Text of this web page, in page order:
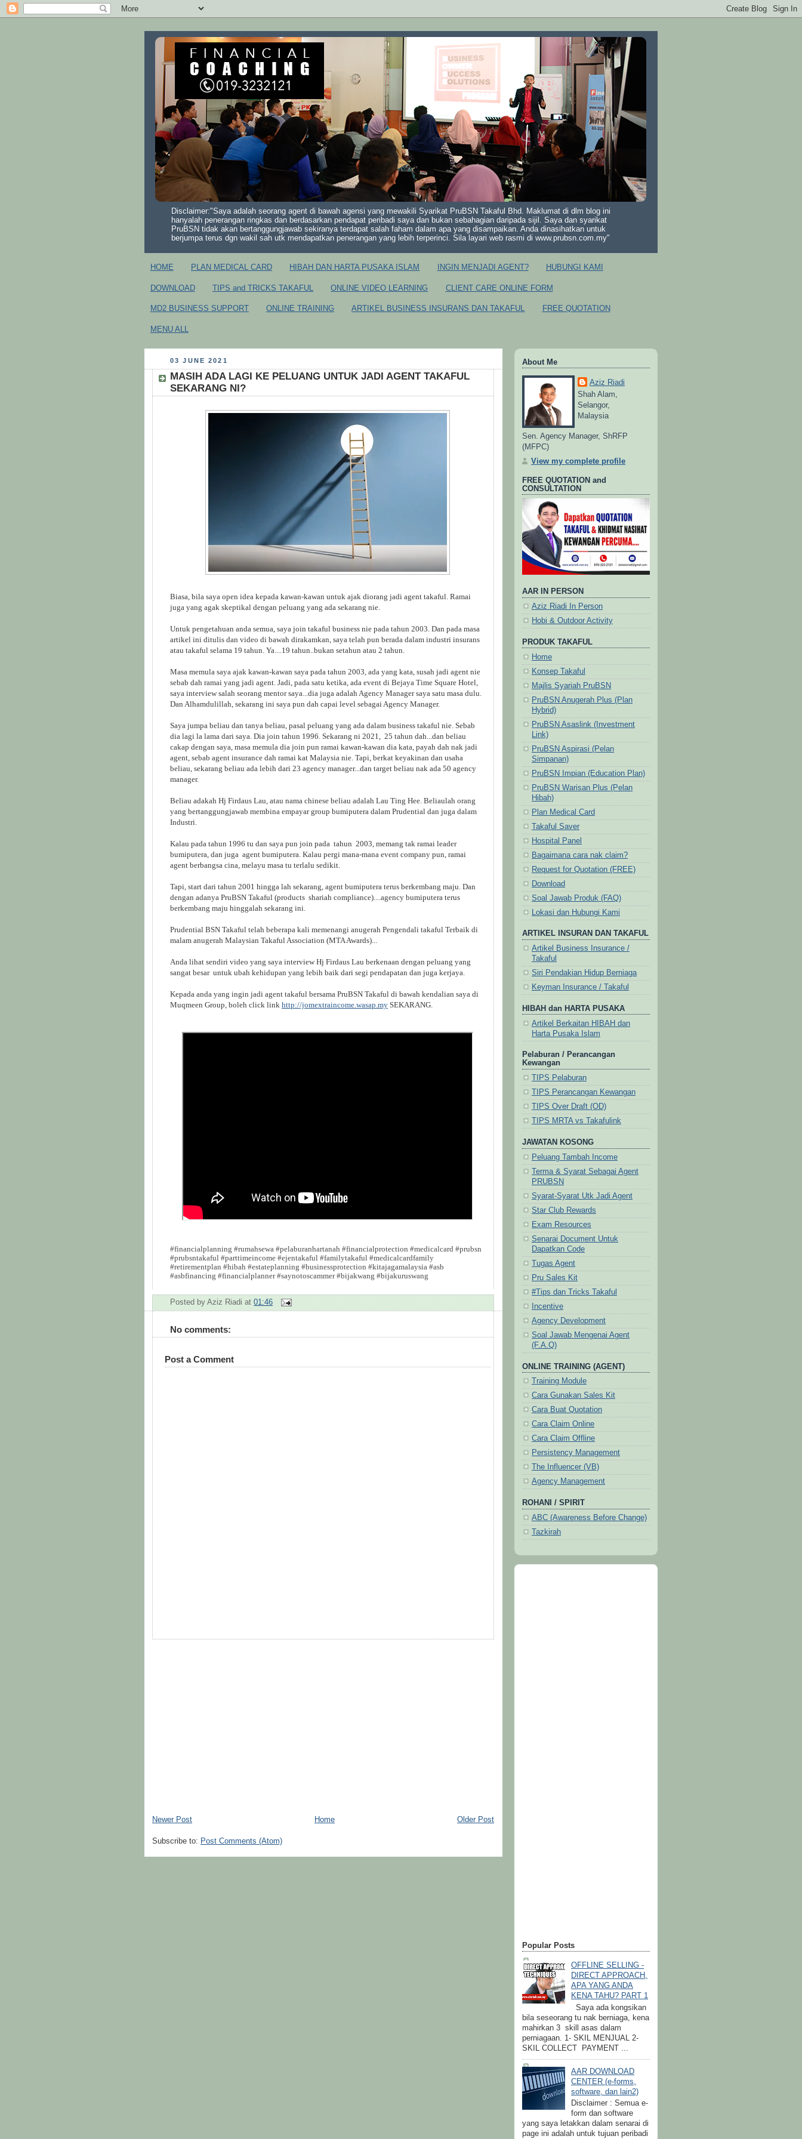
Disclaimer:"Saya adalah seorang agent di bawah agensi yang mewakili Syarikat PruBSN Takaful Bhd. Maklumat di dlm blog ini
hanyalah penerangan ringkas dan berdasarkan pendapat peribadi saya dan bukan sebahagian daripada sijil. Saya dan syarikat
PruBSN tidak akan bertanggungjawab sekiranya terdapat salah faham dalam apa yang disampaikan. Anda dinasihatkan untuk
berjumpa terus dgn wakil sah utk mendapatkan penerangan yang lebih terperinci. Sila layari web rasmi di www.prubsn.com.my"
HOME PLAN MEDICAL CARD HIBAH DAN HARTA PUSAKA ISLAM INGIN MENJADI AGENT? HUBUNGI KAMI
DOWNLOAD TIPS and TRICKS TAKAFUL ONLINE VIDEO LEARNING CLIENT CARE ONLINE FORM
MD2 BUSINESS SUPPORT ONLINE TRAINING ARTIKEL BUSINESS INSURANS DAN TAKAFUL FREE QUOTATION
MENU ALL
03 JUNE 2021
MASIH ADA LAGI KE PELUANG UNTUK JADI AGENT TAKAFUL
SEKARANG NI?
Biasa, bila saya open idea kepada kawan-kawan untuk ajak diorang jadi agent takaful. Ramai
juga yang agak skeptikal dengan peluang yang ada sekarang nie.
Untuk pengetahuan anda semua, saya join takaful business nie pada tahun 2003. Dan pada masa
artikel ini ditulis dan video di bawah dirakamkan, saya telah pun berada dalam industri insurans
atau takaful selama 19 tahun. Ya....19 tahun..bukan setahun atau 2 tahun.
Masa memula saya ajak kawan-kawan saya pada tahun 2003, ada yang kata, susah jadi agent nie
sebab dah ramai yang jadi agent. Jadi, pada satu ketika, ada event di Bejaya Time Square Hotel,
saya interview salah seorang mentor saya...dia juga adalah Agency Manager saya satu masa dulu.
Dan Alhamdulillah, sekarang ini saya pun dah capai level sebagai Agency Manager.
Saya jumpa beliau dan tanya beliau, pasal peluang yang ada dalam business takaful nie. Sebab
dia lagi la lama dari saya. Dia join tahun 1996. Sekarang ni 2021, 25 tahun dah...dan beliau
cakap dengan saya, masa memula dia join pun ramai kawan-kawan dia kata, payah dah nak jadi
agent, sebab agent insurance dah ramai kat Malaysia nie. Tapi, berkat keyakinan dan usaha
beliau, sekarang beliau ada lebih dari 23 agency manager...dan target beliau nak ada 50 agency
manager.
Beliau adakah Hj Firdaus Lau, atau nama chinese beliau adalah Lau Ting Hee. Beliaulah orang
yang bertanggungjawab membina empayar group bumiputera dalam Prudential dan juga dalam
Industri.
Kalau pada tahun 1996 tu dan saya pun join pada tahun 2003, memang tak ramai leader
bumiputera, dan juga agent bumiputera. Kalau pergi mana-mana event company pun, ramai
agent berbangsa cina, melayu masa tu terlalu sedikit.
Tapi, start dari tahun 2001 hingga lah sekarang, agent bumiputera terus berkembang maju. Dan
dengan adanya PruBSN Takaful (products shariah compliance)....agency bumiputera terus
berkembang maju hinggalah sekarang ini.
Prudential BSN Takaful telah beberapa kali memenangi anugerah Pengendali takaful Terbaik di
malam anugerah Malaysian Takaful Association (MTA Awards)...
Anda lihat sendiri video yang saya interview Hj Firdaus Lau berkenaan dengan peluang yang
sangat besar untuk ubah kehidupan yang lebih baik dari segi pendapatan dan juga kerjaya.
Kepada anda yang ingin jadi agent takaful bersama PruBSN Takaful di bawah kendalian saya di
Muqmeen Group, boleh click link http://jomextraincome.wasap.my SEKARANG.
#financialplanning #rumahsewa #pelaburanhartanah #financialprotection #medicalcard #prubsn
#prubsntakaful #parttimeincome #ejentakaful #familytakaful #medicalcardfamily
#retirementplan #hibah #estateplanning #businessprotection #kitajagamalaysia #asb
#asbfinancing #financialplanner #saynotoscammer #bijakwang #bijakuruswang
Posted by Aziz Riadi at 01:46
No comments:
Post a Comment
Newer Post Older Post
Home
Subscribe to: Post Comments (Atom)
About Me
Aziz Riadi
Shah Alam,
Selangor,
Malaysia
Sen. Agency Manager, ShRFP
(MFPC)
View my complete profile
FREE QUOTATION and
CONSULTATION
AAR IN PERSON
Aziz Riadi In Person
Hobi & Outdoor Activity
PRODUK TAKAFUL
Home
Konsep Takaful
Majlis Syariah PruBSN
PruBSN Anugerah Plus (Plan
Hybrid)
PruBSN Asaslink (Investment
Link)
PruBSN Aspirasi (Pelan
Simpanan)
PruBSN Impian (Education Plan)
PruBSN Warisan Plus (Pelan
Hibah)
Plan Medical Card
Takaful Saver
Hospital Panel
Bagaimana cara nak claim?
Request for Quotation (FREE)
Download
Soal Jawab Produk (FAQ)
Lokasi dan Hubungi Kami
ARTIKEL INSURAN DAN TAKAFUL
Artikel Business Insurance /
Takaful
Siri Pendakian Hidup Berniaga
Keyman Insurance / Takaful
HIBAH dan HARTA PUSAKA
Artikel Berkaitan HIBAH dan
Harta Pusaka Islam
Pelaburan / Perancangan
Kewangan
TIPS Pelaburan
TIPS Perancangan Kewangan
TIPS Over Draft (OD)
TIPS MRTA vs Takafulink
JAWATAN KOSONG
Peluang Tambah Income
Terma & Syarat Sebagai Agent
PRUBSN
Syarat-Syarat Utk Jadi Agent
Star Club Rewards
Exam Resources
Senarai Document Untuk
Dapatkan Code
Tugas Agent
Pru Sales Kit
#Tips dan Tricks Takaful
Incentive
Agency Development
Soal Jawab Mengenai Agent
(F.A.Q)
ONLINE TRAINING (AGENT)
Training Module
Cara Gunakan Sales Kit
Cara Buat Quotation
Cara Claim Online
Cara Claim Offline
Persistency Management
The Influencer (VB)
Agency Management
ROHANI / SPIRIT
ABC (Awareness Before Change)
Tazkirah
Popular Posts
OFFLINE SELLING -
DIRECT APPROACH,
APA YANG ANDA
KENA TAHU? PART 1
Saya ada kongsikan
bila seseorang tu nak berniaga, kena
mahirkan 3 skill asas dalam
perniagaan. 1- SKIL MENJUAL 2-
SKIL COLLECT PAYMENT ...
AAR DOWNLOAD
CENTER (e-forms,
software, dan lain2)
Disclaimer : Semua e-
form dan software
yang saya letakkan dalam senarai di
page ini adalah untuk tujuan peribadi